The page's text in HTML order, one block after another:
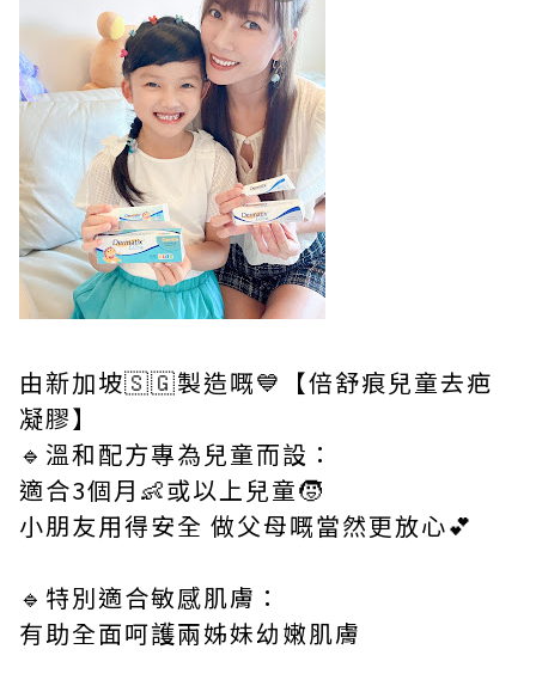
由新加坡🇸🇬製造嘅💙【倍舒痕兒童去疤
凝膠】
🔹溫和配方專為兒童而設：
適合3個月👶或以上兒童🧒
小朋友用得安全 做父母嘅當然更放心💕
🔹特別適合敏感肌膚：
有助全面呵護兩姊妹幼嫩肌膚